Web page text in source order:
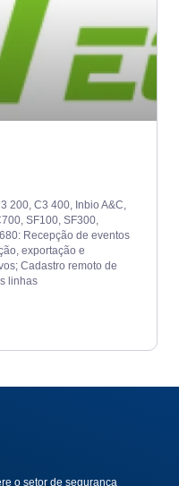
200, C3 400, Inbio A&C,
SF100, SF300,
Recepção de eventos
exportação e
Cadastro remoto de
linhas
o setor de segurança